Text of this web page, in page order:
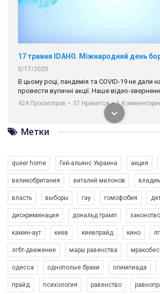
5/17/2020
В цьому році, пандемія та COVІD-19 не дали
провести вуличні акції. Наше відео-
навіть коли ми у різних містах та не можемо
разом. Ми закликаємо всіх хто поділяє
солідарності, приєднатися до нас.
ГАУ є в 16 областях України.
Разом наш голос лунає гучніше!
424 Просмотров • 37 Нравится • 1
6/30/2017
Емоційний та вражаючий промо-ролік на
представляє програму "Гей-альянс Україна"
Метки
queer home Гей-альянс Украина акция
великобритания виталий милонов
власть выборы гау гомофобия
дискриминация дональд трамп
камин-аут киев киевпрайд кино
лгбт-движение марш равенства
одесса однополые браки олимпиада
прайд психология равенство